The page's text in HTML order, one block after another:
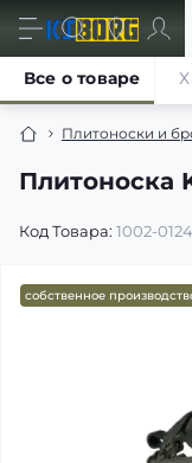
Плитоноски и
Плитоноска
Код Товара: 1002-
Все о товаре
собственное